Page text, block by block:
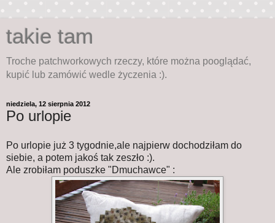
takie tam
Troche patchworkowych rzeczy, które można pooglądać,
kupić lub zamówić wedle życzenia :).
niedziela, 12 sierpnia 2012
Po urlopie
Po urlopie już 3 tygodnie,ale najpierw dochodziłam do
siebie, a potem jakoś tak zeszło :).
Ale zrobiłam poduszke "Dmuchawce" :